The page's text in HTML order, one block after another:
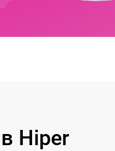
Hiper